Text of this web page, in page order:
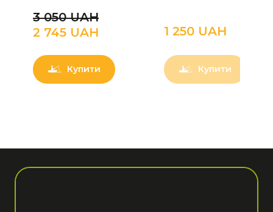
3 050 UAН
2 745 UAН
Купити
1 250 UAН
Купити